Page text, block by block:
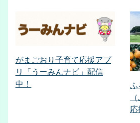
がまごおり子育て応援アプ
リ「うーみんナビ」配信
中！
ふ
応